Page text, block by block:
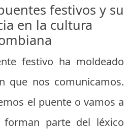
festivos y su
en la cultura
festivo ha moldeado
que nos comunicamos.
el puente o vamos a
parte del léxico